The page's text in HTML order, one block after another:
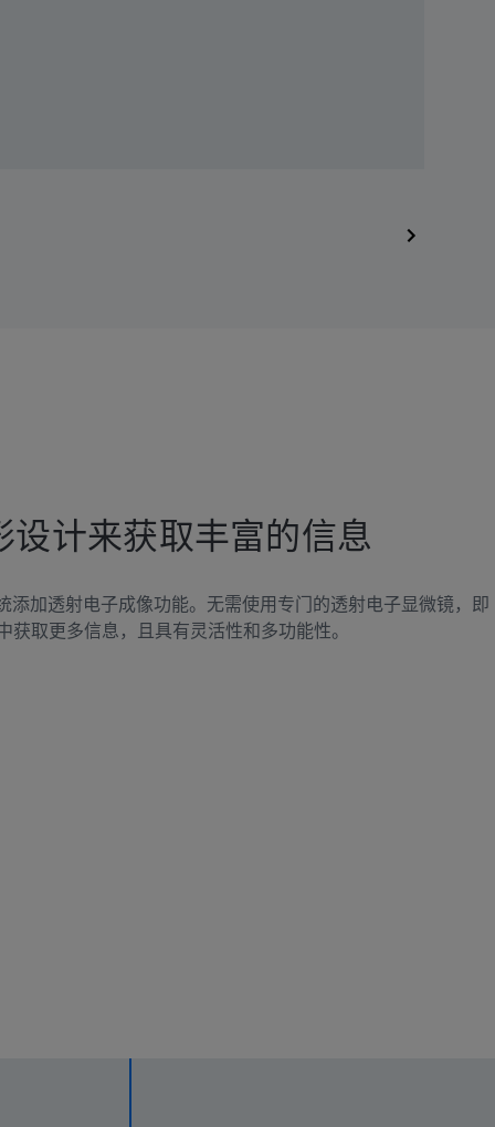
设计来获取丰富的信息
添加透射电子成像功能。无需使用专门的透射电子显微镜，即
取更多信息，且具有灵活性和多功能性。